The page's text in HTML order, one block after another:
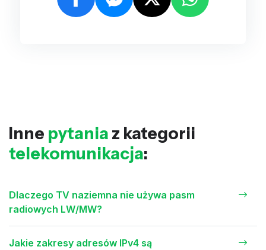
Inne pytania z kategorii
telekomunikacja:
Dlaczego TV naziemna nie używa pasm
radiowych LW/MW?
Jakie zakresy adresów IPv4 są